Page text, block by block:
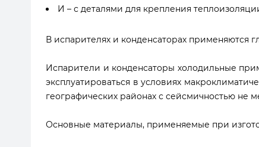
И – с деталями для крепления
В испарителях и конденсаторах применяются
Испарители и конденсаторы холодильные
эксплуатироваться в условиях
географических районах с сейсмичностью не
Основные материалы, применяемые при